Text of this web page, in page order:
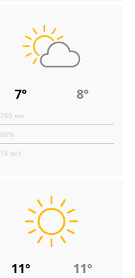
7° 8°
760 мм
86%
16 м/с
11° 11°